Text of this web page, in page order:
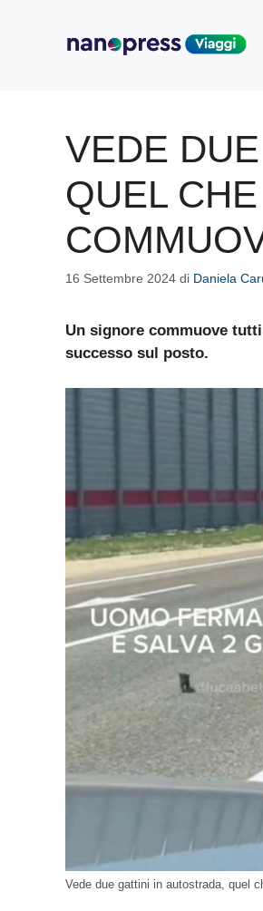
VEDE
QUEL
16 Settembre 2024 di Daniela
Un signore commuove
successo sul posto.
Vede due gattini in autostrada, quel